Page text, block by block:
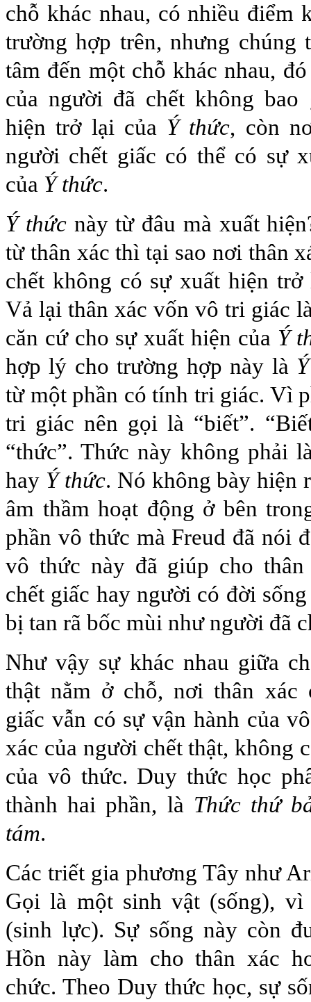
chỗ khác nhau, có nhiều điểm
trường hợp trên, nhưng chúng
tâm đến một chỗ khác nhau,
của người đã chết không
hiện trở lại của Ý thức, còn
người chết giấc có thể có sự
của Ý thức.
Ý thứcnày từ đâu mà xuất
từ thân xác thì tại sao nơi thân
chết không có sự xuất hiện
Vả lại thân xác vốn vô tri giác
căn cứ cho sự xuất hiện của Ý
hợp lý cho trường hợp này là
từ một phần có tính tri giác. Vì
tri giác nên gọi là “biết”.
“thức”. Thức này không phải
hay Ý thức. Nó không bày hiện
âm thầm hoạt động ở bên
phần vô thức mà Freud đã nói
vô thức này đã giúp cho
chết giấc hay người có đời
bị tan rã bốc mùi như người đã
Như vậy sự khác nhau giữa
thật nằm ở chỗ, nơi thân xác
giấc vẫn có sự vận hành của
xác của người chết thật, không
của vô thức. Duy thức học
thành hai phần, là Thức thứ
tám.
Các triết gia phương Tây như
Gọi là một sinh vật (sống), vì
(sinh lực). Sự sống này còn
Hồn này làm cho thân xác
chức. Theo Duy thức học, sự